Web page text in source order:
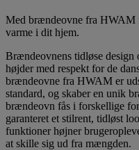
Med brændeovne fra HWAM
varme i dit hjem.
Brændeovnens tidløse
højder med respekt for de
brændeovne fra HWAM er
standard, og skaber en unik
brændeovn fås i forskellige
garanteret et stilrent, tidløst
funktioner højner
at skille sig ud fra mængden.